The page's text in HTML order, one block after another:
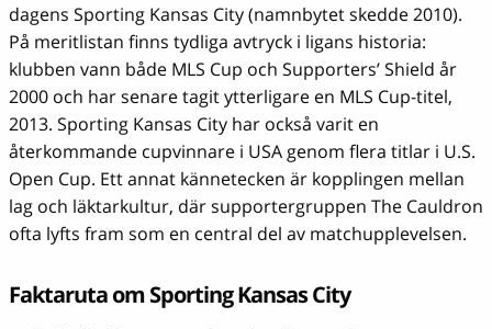
dagens Sporting Kansas City (namnbytet skedde 2010).
På meritlistan finns tydliga avtryck i ligans historia:
klubben vann både MLS Cup och Supporters’ Shield år
2000 och har senare tagit ytterligare en MLS Cup-titel,
2013. Sporting Kansas City har också varit en
återkommande cupvinnare i USA genom flera titlar i U.S.
Open Cup. Ett annat kännetecken är kopplingen mellan
lag och läktarkultur, där supportergruppen The Cauldron
ofta lyfts fram som en central del av matchupplevelsen.
Faktaruta om Sporting Kansas City